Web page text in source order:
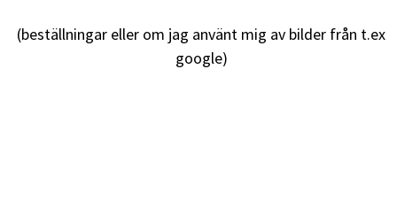
(beställningar eller om jag använt mig av bilder från t.ex
google)